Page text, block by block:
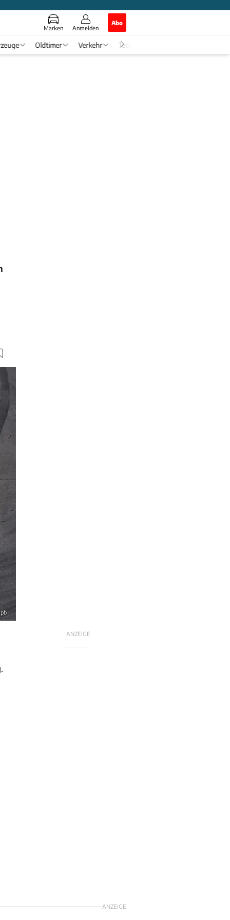
Marken Anmelden
Abo
Oldtimer Verkehr Tech & Zukunft
ANZEIGE
ANZEIGE